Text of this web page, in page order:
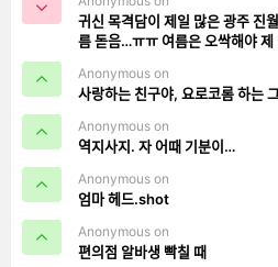
귀신 목격담이 제일 많은 광주
름 돋음…ㅠㅠ 여름은 오싹해야
Anonymous on
사랑하는 친구야, 요로코롬 하는
Anonymous on
역지사지. 자 어때 기분이…
Anonymous on
엄마 헤드.shot
Anonymous on
편의점 알바생 빡칠 때